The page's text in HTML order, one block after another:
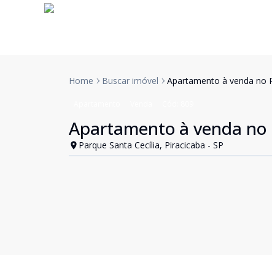
Home Buscar imóvel Apartamento à venda no
Apartamento à venda no
Parque Santa Cecília, Piracicaba - SP